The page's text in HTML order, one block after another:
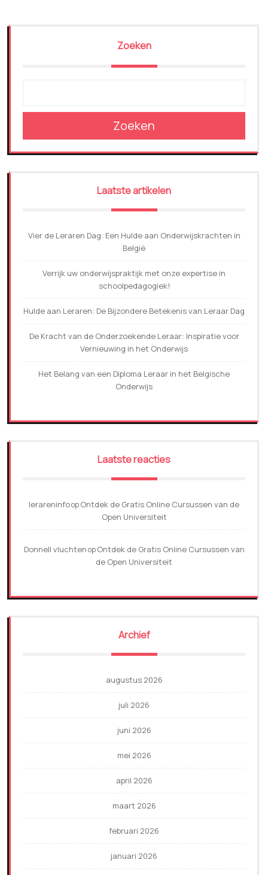
Zoeken
Zoeken
Laatste artikelen
Vier de Leraren Dag: Een Hulde aan Onderwijskrachten in
België
Verrijk uw onderwijspraktijk met onze expertise in
schoolpedagogiek!
Hulde aan Leraren: De Bijzondere Betekenis van Leraar Dag
De Kracht van de Onderzoekende Leraar: Inspiratie voor
Vernieuwing in het Onderwijs
Het Belang van een Diploma Leraar in het Belgische
Onderwijs
Laatste reacties
lerareninfoopOntdek de Gratis Online Cursussen van de
Open Universiteit
Donnell vluchtenopOntdek de Gratis Online Cursussen van
de Open Universiteit
Archief
augustus 2026
juli 2026
juni 2026
mei 2026
april 2026
maart 2026
februari 2026
januari 2026